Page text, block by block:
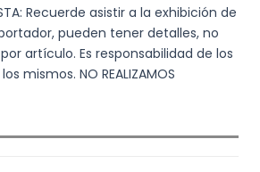
Recuerde asistir a la exhibición de
pueden tener detalles, no
artículo. Es responsabilidad de los
mismos. NO REALIZAMOS